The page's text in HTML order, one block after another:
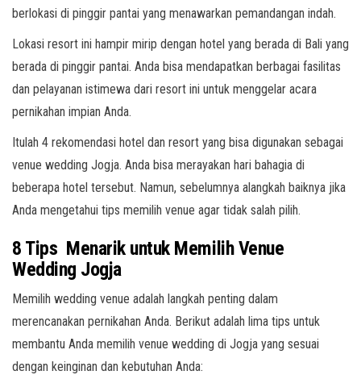
berlokasi di pinggir pantai yang menawarkan pemandangan indah.
Lokasi resort ini hampir mirip dengan hotel yang berada di Bali yang
berada di pinggir pantai. Anda bisa mendapatkan berbagai fasilitas
dan pelayanan istimewa dari resort ini untuk menggelar acara
pernikahan impian Anda.
Itulah 4 rekomendasi hotel dan resort yang bisa digunakan sebagai
venue wedding Jogja. Anda bisa merayakan hari bahagia di
beberapa hotel tersebut. Namun, sebelumnya alangkah baiknya jika
Anda mengetahui tips memilih venue agar tidak salah pilih.
8 Tips Menarik untuk Memilih Venue
Wedding Jogja
Memilih wedding venue adalah langkah penting dalam
merencanakan pernikahan Anda. Berikut adalah lima tips untuk
membantu Anda memilih venue wedding di Jogja yang sesuai
dengan keinginan dan kebutuhan Anda: